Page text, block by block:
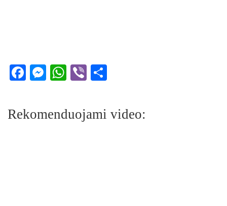
Facebook
Messenger
WhatsApp
Viber
Rekomenduojami video: